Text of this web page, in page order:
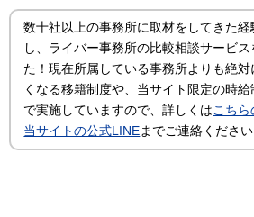
数十社以上の事務所に取材をしてきた経
し、ライバー事務所の比較相談サービス
た！現在所属している事務所よりも絶対
くなる移籍制度や、当サイト限定の時
で実施していますので、詳しくは こち
当サイトの公式LINE までご連絡ください